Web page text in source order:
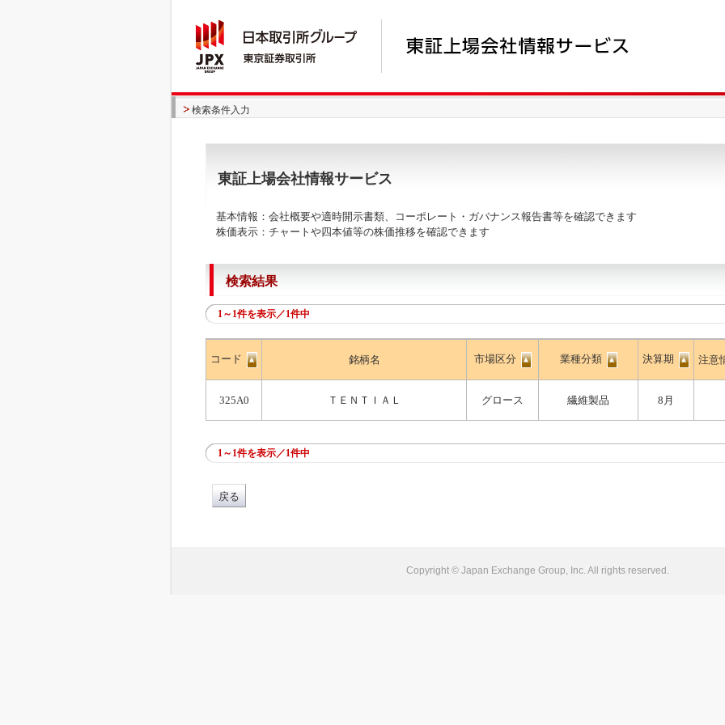
検索条件入力
東証上場会社情報サービス
基本情報：会社概要や適時開示書類、コーポレート・ガバナンス報告書等を確認できます
株価表示：チャートや四本値等の株価推移を確認できます
検索結果
1～1件を表示／1件中
コード 銘柄名 市場区分 業種分類 決算期 注意
325A0 ＴＥＮＴＩＡＬ グロース 繊維製品 8月
1～1件を表示／1件中